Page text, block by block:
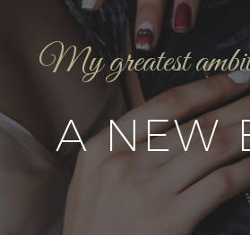
My greatest
A NEW